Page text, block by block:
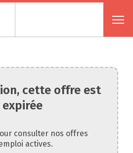
cette offre est
expirée
consulter nos offres
actives.